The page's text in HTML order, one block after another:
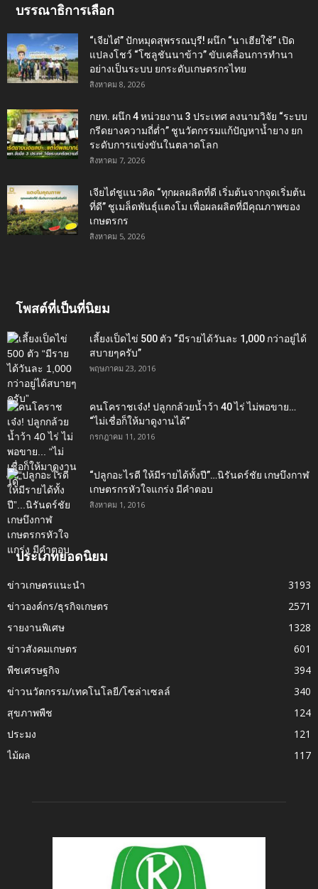
บรรณาธิการเลือก
“เจียไต๋” ปักหมุดสุพรรณบุรี! ผนึก “นาเฮียใช้” เปิด
แปลงโชว์ “โซลูชันนาข้าว” ขับเคลื่อนการทำนา
อย่างเป็นระบบ ยกระดับเกษตรกรไทย
สิงหาคม 8, 2026
กยท. ผนึก 4 หน่วยงาน 3 ประเทศ ลงนามวิจัย “ระบบ
กรีดยางความถี่ต่ำ” ชูนวัตกรรมแก้ปัญหาน้ำยาง ยก
ระดับการแข่งขันในตลาดโลก
สิงหาคม 7, 2026
เจียไต๋ชูแนวคิด “ทุกผลผลิตที่ดี เริ่มต้นจากจุดเริ่มต้น
ที่ดี” ชูเมล็ดพันธุ์แตงโม เพื่อผลผลิตที่มีคุณภาพของ
เกษตรกร
สิงหาคม 5, 2026
โพสต์ที่เป็นที่นิยม
เลี้ยงเป็ดไข่ 500 ตัว “มีรายได้วันละ 1,000 กว่าอยู่ได้
สบายๆครับ”
พฤษภาคม 23, 2016
คนโคราชเจ๋ง! ปลูกกล้วยน้ำว้า 40 ไร่ ไม่พอขาย…
“ไม่เชื่อก็ให้มาดูงานได้”‬
กรกฎาคม 11, 2016
“ปลูกอะไรดี ให้มีรายได้ทั้งปี”…นิรันดร์ชัย เกษบึงกาฬ
เกษตรกรหัวใจแกร่ง มีคำตอบ
สิงหาคม 1, 2016
ประเภทยอดนิยม
ข่าวเกษตรแนะนำ
3193
ข่าวองค์กร/ธุรกิจเกษตร
2571
รายงานพิเศษ
1328
ข่าวสังคมเกษตร
601
พืชเศรษฐกิจ
394
ข่าวนวัตกรรม/เทคโนโลยี/โซล่าเซลล์
340
สุขภาพพืช
124
ประมง
121
ไม้ผล
117